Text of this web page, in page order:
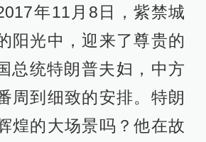
年11月8日，紫禁城
阳光中，迎来了尊贵的
统特朗普夫妇，中方
周到细致的安排。特朗
煌的大场景吗？他在故